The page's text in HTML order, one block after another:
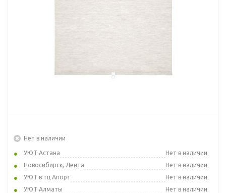
Нет в наличии
УЮТ Астана
Нет в наличии
Новосибирск, Лента
Нет в наличии
УЮТ в тц Апорт
Нет в наличии
УЮТ Алматы
Нет в наличии